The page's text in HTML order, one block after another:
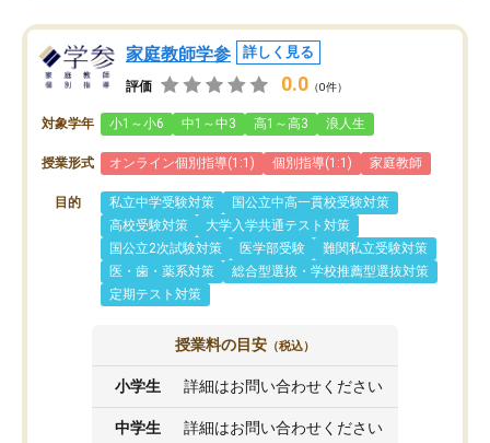
家庭教師学参 詳しく見る
評価 0.0 （0件）
対象学年 小1～小6 中1～中3 高1～高3 浪人生
授業形式 オンライン個別指導(1:1) 個別指導(1:1) 家庭教師
目的 私立中学受験対策
国公立中高一貫校受験対策
高校受験対策
大学入学共通テスト対策
国公立2次試験対策
医学部受験
難関私立受験対策
医・歯・薬系対策
総合型選抜・学校推薦型選抜対策
定期テスト対策
授業料の目安 （税込）
小学生 詳細はお問い合わせください
中学生 詳細はお問い合わせください